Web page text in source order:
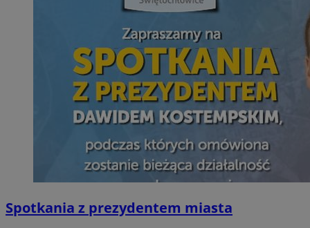
Spotkania z prezydentem miasta